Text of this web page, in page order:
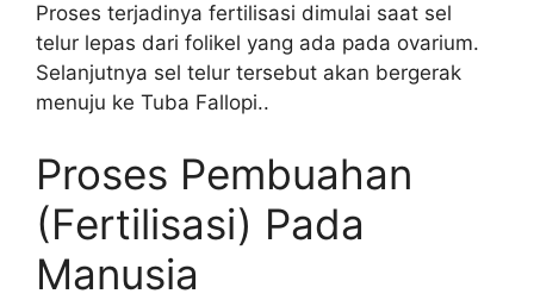
Proses terjadinya fertilisasi dimulai saat sel
telur lepas dari folikel yang ada pada ovarium.
Selanjutnya sel telur tersebut akan bergerak
menuju ke Tuba Fallopi..
Proses Pembuahan
(Fertilisasi) Pada
Manusia